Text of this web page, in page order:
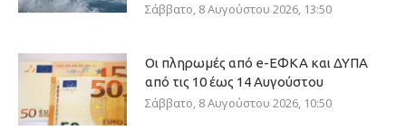
Σάββατο, 8 Αυγούστου 2026, 13:50
Οι πληρωμές από e-ΕΦΚΑ και ΔΥΠΑ
από τις 10 έως 14 Αυγούστου
Σάββατο, 8 Αυγούστου 2026, 10:50